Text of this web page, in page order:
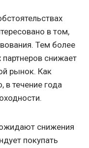
в том,
Тем более
снижает
рынок. Как
в течение года
снижения
покупать